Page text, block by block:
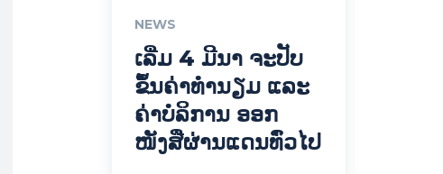
NEWS
ເລີ່ມ 4 ມີນາ ຈະປັບ
ຂຶ້ນຄ່າທຳນຽມ ແລະ
ຄ່າບໍລິການ ອອກ
ໜັງສືຜ່ານແດນທົ່ວໄປ